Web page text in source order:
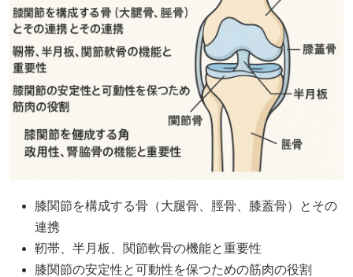
膝関節を構成する骨（大腿骨、脛骨、膝蓋骨）とその
連携
靭帯、半月板、関節軟骨の機能と重要性
膝関節の安定性と可動性を保つための筋肉の役割​